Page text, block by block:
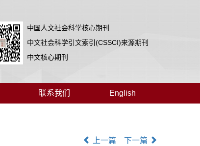
中国人文社会科学核心期刊
中文社会科学引文索引(CSSCI)来源期刊
中文核心期刊
联系我们 English
上一篇 下一篇